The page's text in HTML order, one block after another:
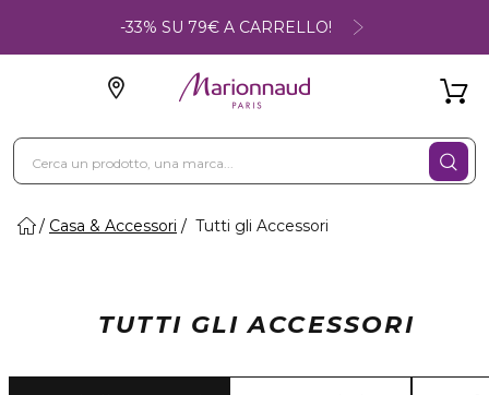
-33% SU 79€ A CARRELLO!
Casa & Accessori Tutti gli Accessori
TUTTI GLI ACCESSORI